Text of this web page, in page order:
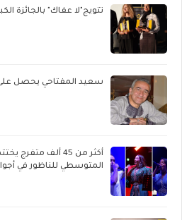
تتويج"لا عفاك" بالجائزة
سعيد المفتاحي يحصل على
أكثر من 45 ألف
المتوسطي للناظور في